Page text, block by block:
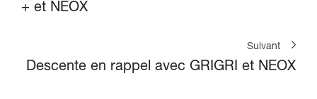
+ et NEOX
Suivant
Descente en rappel avec GRIGRI et NEOX